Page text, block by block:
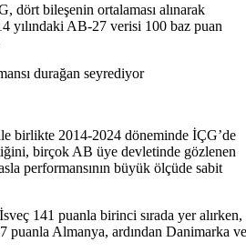
dört bileşenin ortalaması alınarak
yılındaki AB-27 verisi 100 baz puan
durağan seyrediyor
birlikte 2014-2024 döneminde İÇG’de
birçok AB üye devletinde gözlenen
performansının büyük ölçüde sabit
141 puanla birinci sırada yer alırken,
puanla Almanya, ardından Danimarka ve